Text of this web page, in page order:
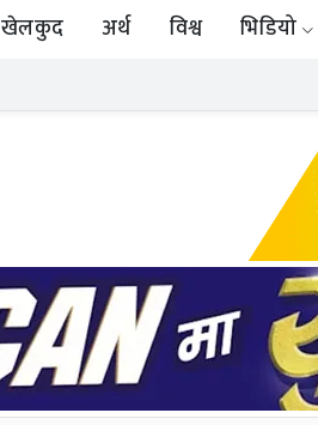
खेलकुद अर्थ विश्व भिडियो